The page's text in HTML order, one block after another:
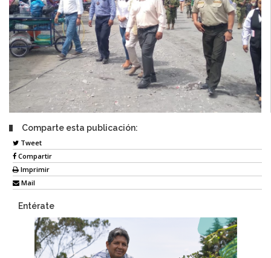
Comparte esta publicación:
Tweet
Compartir
Imprimir
Mail
Entérate